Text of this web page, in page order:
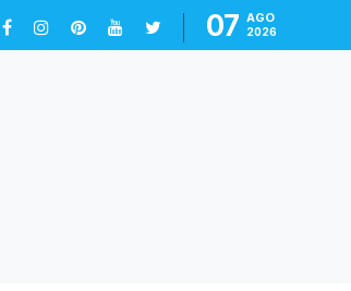
07 AGO
2026